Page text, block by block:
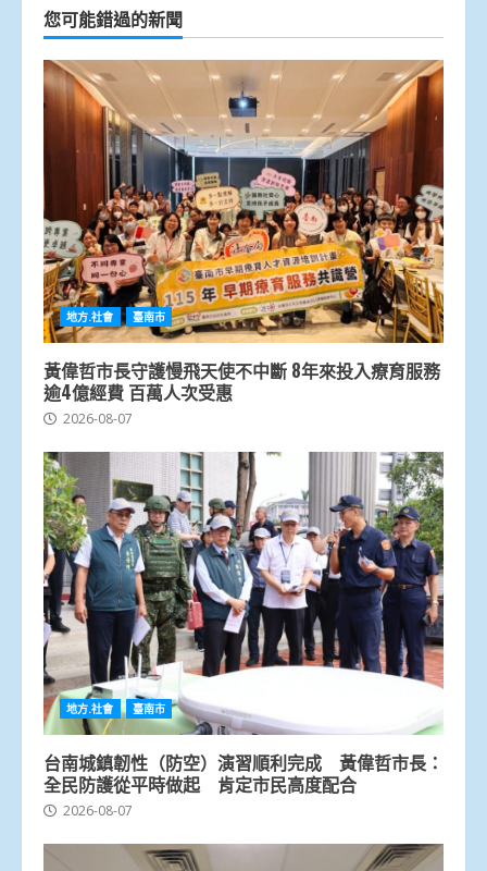
您可能錯過的新聞
地方.社會 臺南市
黃偉哲市長守護慢飛天使不中斷 8年來投入療育服務
逾4億經費 百萬人次受惠
2026-08-07
地方.社會 臺南市
台南城鎮韌性（防空）演習順利完成 黃偉哲市長：
全民防護從平時做起 肯定市民高度配合
2026-08-07